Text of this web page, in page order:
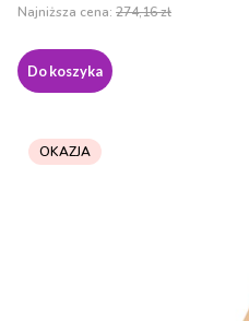
Najniższa cena: 274,16 zł
Do koszyka
OKAZJA